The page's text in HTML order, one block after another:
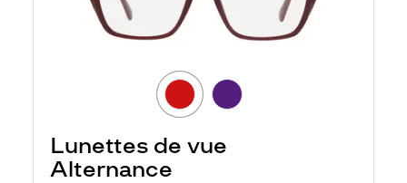
Lunettes de vue
Alternance